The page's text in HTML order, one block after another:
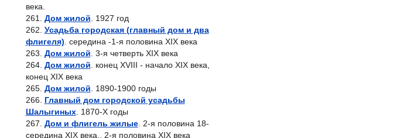
века.
Дом жилой . 1927 год
Усадьба городская (главный дом и два
флигеля) . середина -1-я половина XIX века
Дом жилой . 3-я четверть XIX века
Дом жилой . конец XVIII - начало XIX века,
конец XIX века
Дом жилой . 1890-1900 годы
Главный дом городской усадьбы
Шалыгиных. 1870-X годы
Дом и флигель жилые. 2-я половина 18-
середина XIX века., 2-я половина XIX века